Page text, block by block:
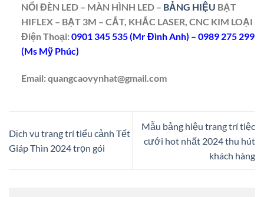
NỔI ĐÈN LED – MÀN HÌNH LED – BẢNG HIỆU BẠT
HIFLEX – BẠT 3M – CẮT, KHẮC LASER, CNC KIM LOẠI
Điện Thoại:0901 345 535 (Mr Đình Anh) – 0989 275 299
(Ms Mỹ Phúc)
Email: quangcaovynhat@gmail.com
Dịch vụ trang trí tiểu cảnh Tết
Giáp Thìn 2024 trọn gói
Mẫu bảng hiệu trang trí tiệc
cưới hot nhất 2024 thu hút
khách hàng